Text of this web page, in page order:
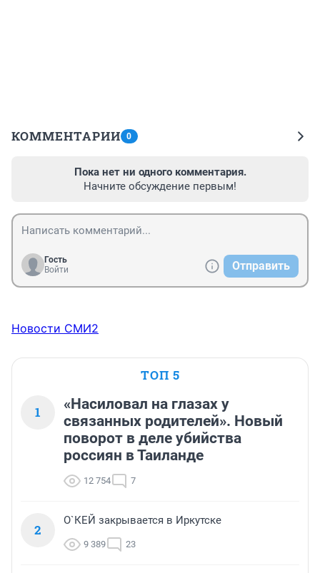
КОММЕНТАРИИ 0
Пока нет ни одного комментария.
Начните обсуждение первым!
Гость
Войти
Отправить
Новости СМИ2
ТОП 5
1
«Насиловал на глазах у
связанных родителей». Новый
поворот в деле убийства
россиян в Таиланде
12 754 7
2
О`КЕЙ закрывается в Иркутске
9 389 23